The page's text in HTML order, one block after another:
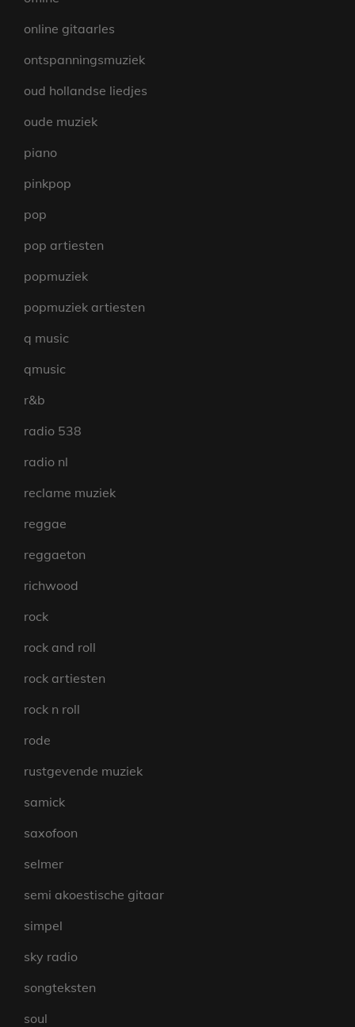
online gitaarles
ontspanningsmuziek
oud hollandse liedjes
oude muziek
piano
pinkpop
pop
pop artiesten
popmuziek
popmuziek artiesten
q music
qmusic
r&b
radio 538
radio nl
reclame muziek
reggae
reggaeton
richwood
rock
rock and roll
rock artiesten
rock n roll
rode
rustgevende muziek
samick
saxofoon
selmer
semi akoestische gitaar
simpel
sky radio
songteksten
soul